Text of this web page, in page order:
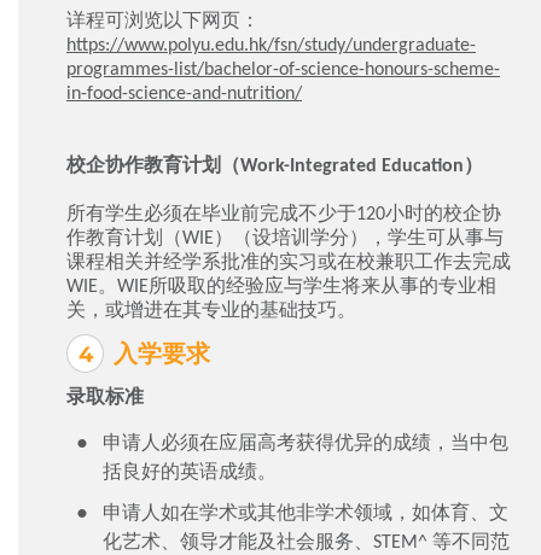
详程可浏览以下网页：
https://www.polyu.edu.hk/fsn/study/undergraduate-
programmes-list/bachelor-of-science-honours-scheme-
in-food-science-and-nutrition/
校企协作教育计划（Work-Integrated Education）
所有学生必须在毕业前完成不少于120小时的校企协
作教育计划（WIE）（设培训学分），学生可从事与
课程相关并经学系批准的实习或在校兼职工作去完成
WIE。WIE所吸取的经验应与学生将来从事的专业相
关，或增进在其专业的基础技巧。
入学要求
录取标准
申请人必须在应届高考获得优异的成绩，当中包
括良好的英语成绩。
申请人如在学术或其他非学术领域，如体育、文
化艺术、领导才能及社会服务、STEM^ 等不同范